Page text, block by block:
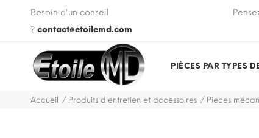
Besoin d'un conseil
? contact@etoilemd.com
VIN de votre véhicule lors de votre commande.
PIÈCES PAR TYPES
Accueil Produits d'entretien et accessoires Pieces